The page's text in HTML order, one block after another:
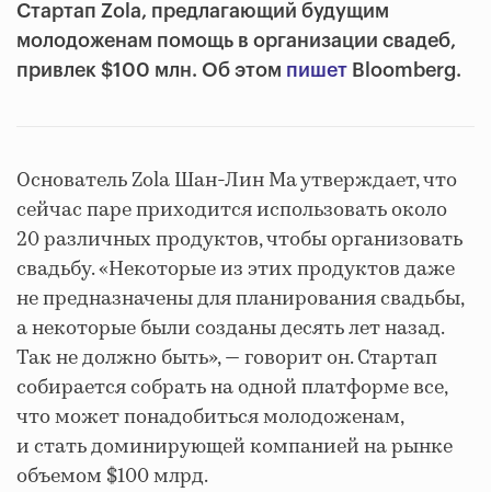
Стартап Zola, предлагающий будущим
молодоженам помощь в организации свадеб,
привлек $100 млн. Об этом пишет Bloomberg.
Основатель Zola Шан-Лин Ма утверждает, что
сейчас паре приходится использовать около
20 различных продуктов, чтобы организовать
свадьбу. «Некоторые из этих продуктов даже
не предназначены для планирования свадьбы,
а некоторые были созданы десять лет назад.
Так не должно быть», — говорит он. Стартап
собирается собрать на одной платформе все,
что может понадобиться молодоженам,
и стать доминирующей компанией на рынке
объемом $100 млрд.